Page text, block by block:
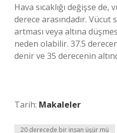
Hava sıcaklığı değişse de,
derece arasındadır. Vücut
artması veya altına
neden olabilir. 37.5
denir ve 35 derecenin
Tarih: Makaleler
20 derecede bir insan üşür mü